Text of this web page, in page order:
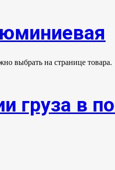
выбрать на странице товара.
груза в